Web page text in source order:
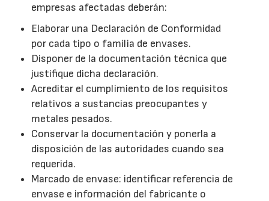
empresas afectadas deberán:
Elaborar una Declaración de Conformidad
por cada tipo o familia de envases.
Disponer de la documentación técnica que
justifique dicha declaración.
Acreditar el cumplimiento de los requisitos
relativos a sustancias preocupantes y
metales pesados.
Conservar la documentación y ponerla a
disposición de las autoridades cuando sea
requerida.
Marcado de envase: identificar referencia de
envase e información del fabricante o